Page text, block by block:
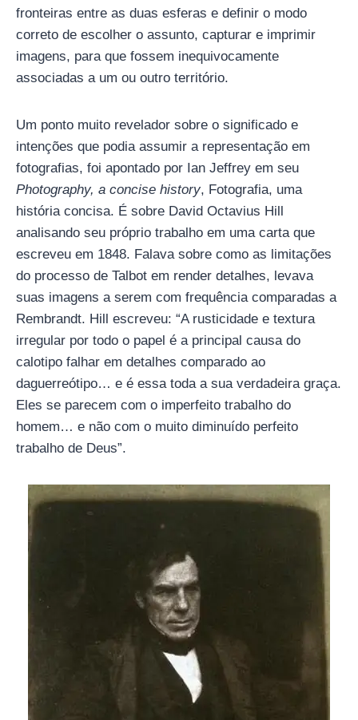
fronteiras entre as duas esferas e definir o modo
correto de escolher o assunto, capturar e imprimir
imagens, para que fossem inequivocamente
associadas a um ou outro território.
Um ponto muito revelador sobre o significado e
intenções que podia assumir a representação em
fotografias, foi apontado por Ian Jeffrey em seu
Photography, a concise history, Fotografia, uma
história concisa. É sobre David Octavius Hill
analisando seu próprio trabalho em uma carta que
escreveu em 1848. Falava sobre como as limitações
do processo de Talbot em render detalhes, levava
suas imagens a serem com frequência comparadas a
Rembrandt. Hill escreveu: “A rusticidade e textura
irregular por todo o papel é a principal causa do
calotipo falhar em detalhes comparado ao
daguerreótipo… e é essa toda a sua verdadeira graça.
Eles se parecem com o imperfeito trabalho do
homem… e não com o muito diminuído perfeito
trabalho de Deus”.